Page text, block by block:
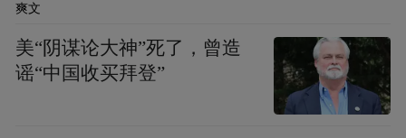
运，到毗卢寺“中国古代四大壁画”之一的水
陆壁画；从嶂石岩的奇特地貌，到太行山的
壮丽风光——每一帧画面都诉说着这座城市
独特的故事，让与会嘉宾共同领略了石家庄
爽文
美“阴谋论大神”死了，曾造
谣“中国收买拜登”